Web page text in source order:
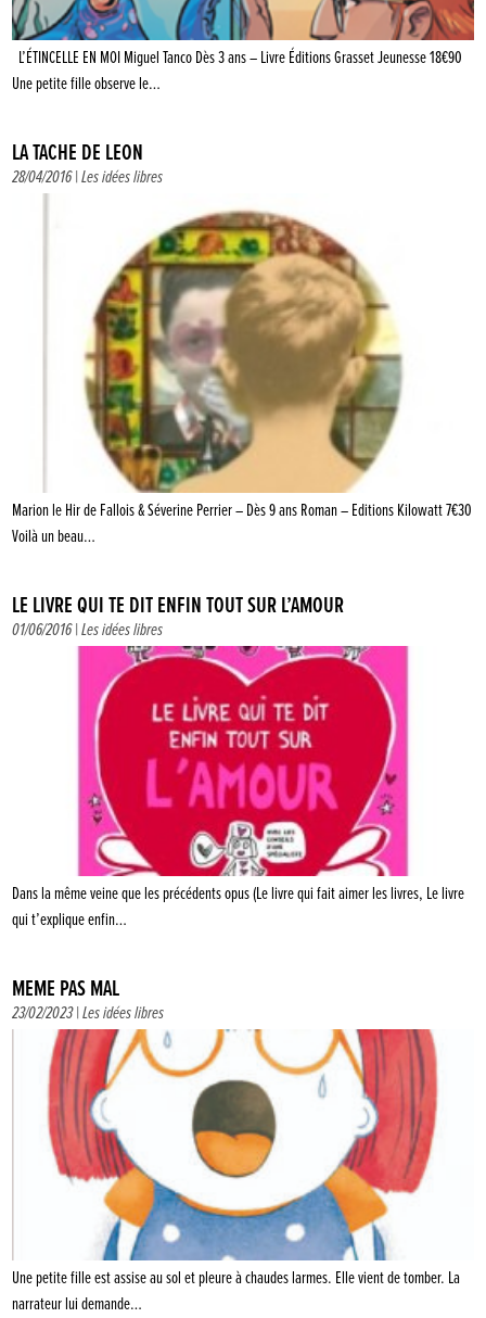
L’ÉTINCELLE EN MOI Miguel Tanco Dès 3 ans – Livre Éditions Grasset Jeunesse 18€90
Une petite fille observe le…
LA TACHE DE LÉON
28/04/2016 |Les idées libres
Marion le Hir de Fallois & Séverine Perrier – Dès 9 ans Roman – Editions Kilowatt 7€30
Voilà un beau…
LE LIVRE QUI TE DIT ENFIN TOUT SUR L’AMOUR
01/06/2016 |Les idées libres
Dans la même veine que les précédents opus (Le livre qui fait aimer les livres, Le livre
qui t’explique enfin…
MÊME PAS MAL
23/02/2023 |Les idées libres
Une petite fille est assise au sol et pleure à chaudes larmes. Elle vient de tomber. La
narrateur lui demande…